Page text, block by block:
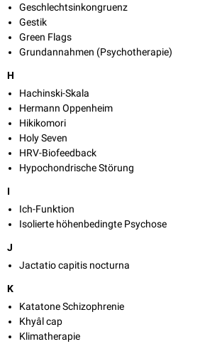
Geschlechtsinkongruenz
Gestik
Green Flags
Grundannahmen (Psychotherapie)
H
Hachinski-Skala
Hermann Oppenheim
Hikikomori
Holy Seven
HRV-Biofeedback
Hypochondrische Störung
I
Ich-Funktion
Isolierte höhenbedingte Psychose
J
Jactatio capitis nocturna
K
Katatone Schizophrenie
Khyâl cap
Klimatherapie